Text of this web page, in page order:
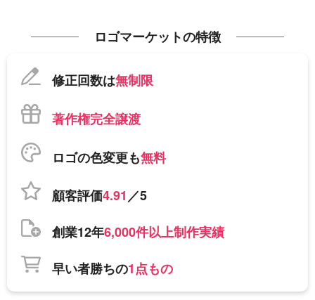
ロゴマーケットの特徴
修正回数は無制限
著作権完全譲渡
ロゴの色変更も無料
顧客評価4.91／5
創業12年6,000件以上制作実績
早い者勝ちの1点もの